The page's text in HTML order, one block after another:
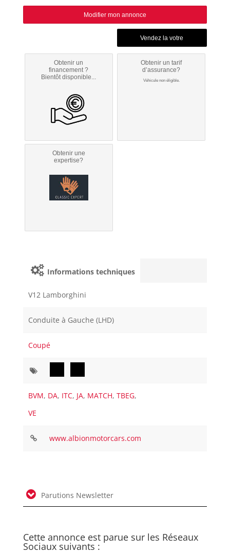
Modifier mon annonce
Obtenir un
financement ?
Bientôt disponible...
Obtenir un tarif
d’assurance?
Véhicule non éligible.
Obtenir une
expertise?
Informations techniques
V12 Lamborghini
Conduite à Gauche (LHD)
Coupé
BVM, DA, ITC, JA, MATCH,TBEG,
VE
www.albionmotorcars.com
Parutions Newsletter
Cette annonce est parue sur les Réseaux
Sociaux suivants :